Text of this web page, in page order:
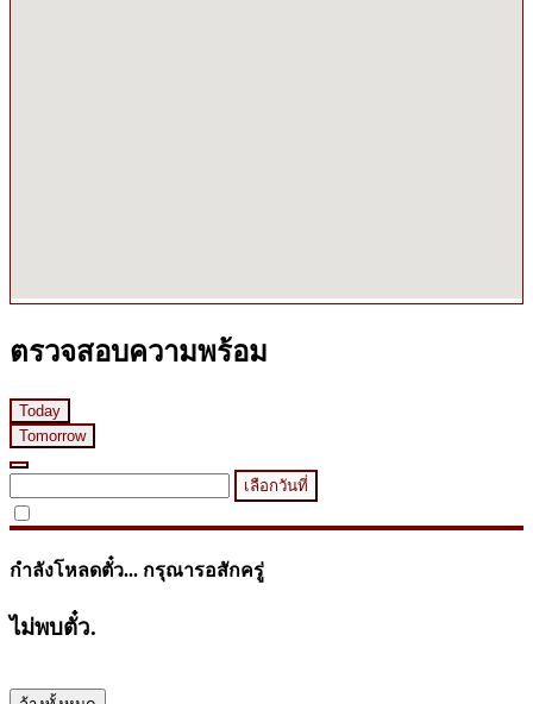
ตรวจสอบความพร้อม
Today
Tomorrow
เลือกวันที่
กำลังโหลดตั๋ว... กรุณารอสักครู่
ไม่พบตั๋ว.